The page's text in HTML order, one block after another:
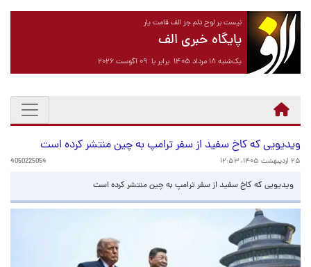
نیست بر لوح دلم جز الف قامت یار
پایگاه خبری الف
یک‌شنبه ۱۸ مرداد ۱۴۰۵ برابر با ۰۹ آگوست ۲۰۲۶
ویدیویی که کاخ سفید از سفر ترامپ به چین منتشر کرده است
۲۵ اردیبهشت ۱۴۰۵، ۱۲:۵۳ 4050225054
ویدیویی که کاخ سفید از سفر ترامپ به چین منتشر کرده است